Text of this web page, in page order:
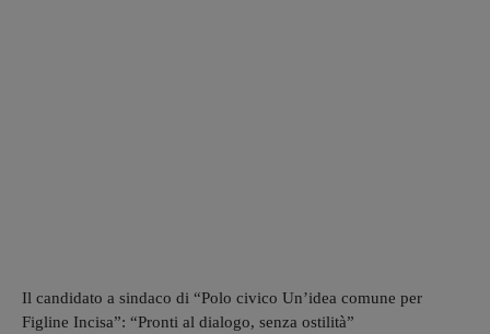
Il candidato a sindaco di “Polo civico Un’idea comune per
Figline Incisa”: “Pronti al dialogo, senza ostilità”